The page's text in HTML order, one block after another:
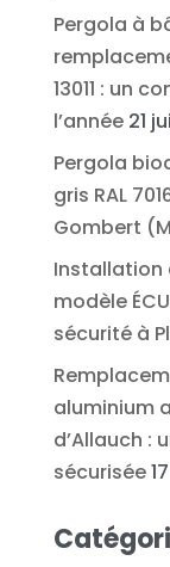
Pergola à
13011 : un
l’année 21
Pergola
gris RAL
Gombert
Installation
modèle
sécurité à
aluminium
d’Allauch :
sécurisée